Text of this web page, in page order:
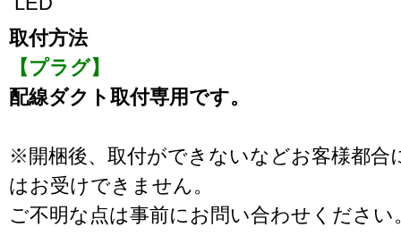
取付方法
【プラグ】
配線ダクト取付専用です。
※開梱後、取付ができないなどお客様都合
はお受けできません。
ご不明な点は事前にお問い合わせください